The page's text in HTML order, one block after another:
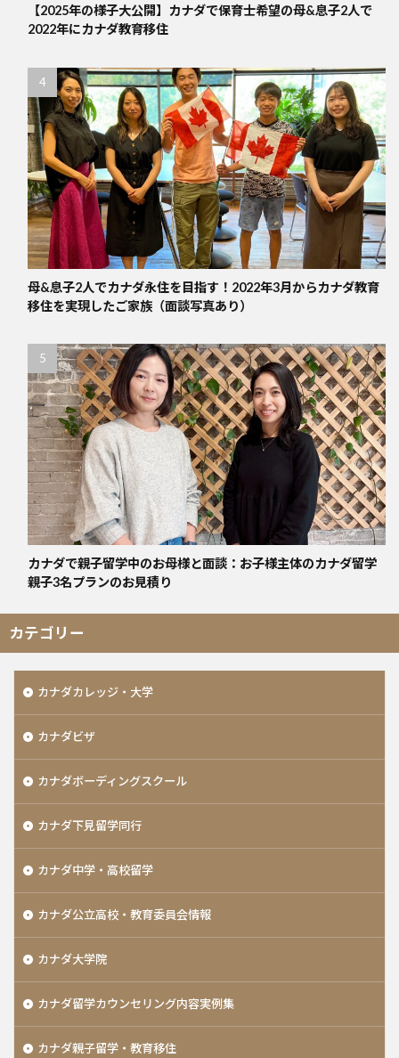
【2025年の様子大公開】カナダで保育士希望の母&息子2人で
2022年にカナダ教育移住
母&息子2人でカナダ永住を目指す！2022年3月からカナダ教育
移住を実現したご家族（面談写真あり）
カナダで親子留学中のお母様と面談：お子様主体のカナダ留学
親子3名プランのお見積り
カテゴリー
カナダカレッジ・大学
カナダビザ
カナダボーディングスクール
カナダ下見留学同行
カナダ中学・高校留学
カナダ公立高校・教育委員会情報
カナダ大学院
カナダ留学カウンセリング内容実例集
カナダ親子留学・教育移住